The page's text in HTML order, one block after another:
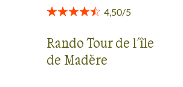
Rando Tour de l'île
de Madère